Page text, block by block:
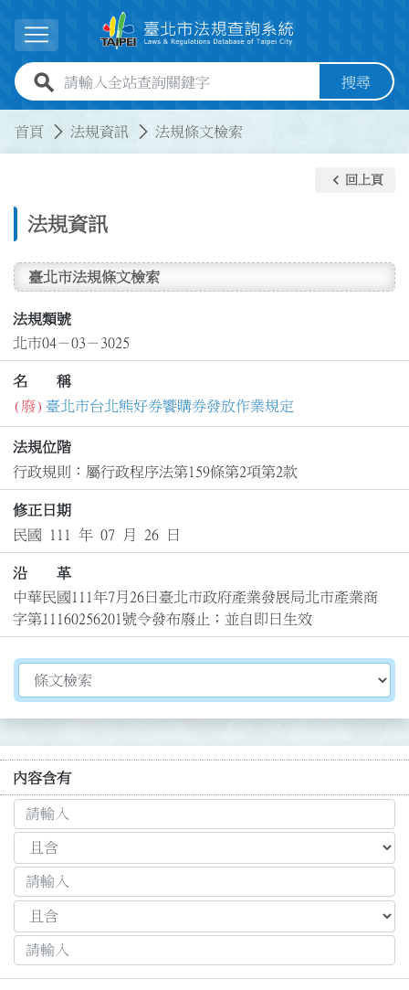
展開選單
全站查詢關鍵字欄位 搜尋
首頁 法規資訊 法規條文檢索
法規資訊
keyboard_arrow_left 回上頁
臺北市法規條文檢索
法規類號
北市04－03－3025
名 稱
(廢) 臺北市台北熊好券饗購券發放作業規定
法規位階
行政規則：屬行政程序法第159條第2項第2款
修正日期
民國 111 年 07 月 26 日
沿 革
中華民國111年7月26日臺北市政府產業發展局北市產業商
字第11160256201號令發布廢止；並自即日生效
切換選擇法規資訊內容
內容含有